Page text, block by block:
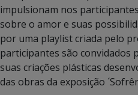
impulsionam nos
sobre o amor e suas
por uma playlist criada pelo
participantes são convidados
suas criações plásticas
das obras da exposição